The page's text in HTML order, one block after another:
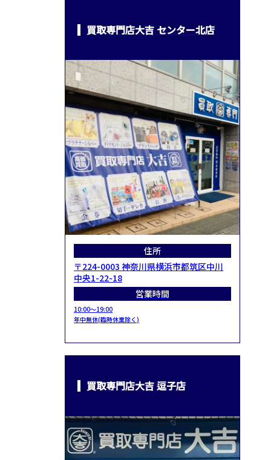
買取専門店大吉 センター北店
住所
〒224-0003 神奈川県横浜市都筑区中川
中央1-22-18
営業時間
10:00～19:00
年中無休(臨時休業除く)
買取専門店大吉 逗子店